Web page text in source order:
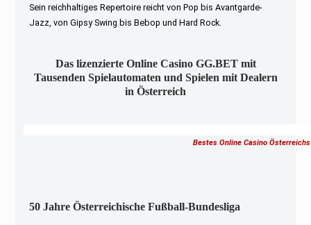
Sein reichhaltiges Repertoire reicht von Pop bis Avantgarde-
Jazz, von Gipsy Swing bis Bebop und Hard Rock.
Das lizenzierte Online Casino GG.BET mit
Tausenden Spielautomaten und Spielen mit Dealern
in Österreich
Bestes Online Casino Österreichs
50 Jahre Österreichische Fußball-Bundesliga